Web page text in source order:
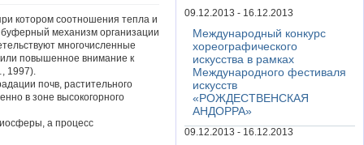
котором соотношения тепла и
механизм организации
многочисленные
повышенное внимание к
1997).
почв, растительного
в зоне высокогорного
а процесс
09.12.2013 - 16.12.2013
Международный конкурс
хореографического
искусства в рамках
Международного фестиваля
искусств
«РОЖДЕСТВЕНСКАЯ
АНДОРРА»
09.12.2013 - 16.12.2013